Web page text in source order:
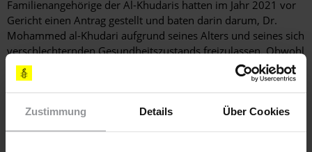
Zustimmung Details Über Cookies
Familienangehörige der Al-Khudaris hatten im Jahr 2021 vor
Gericht einen Antrag gestellt und baten darin darum, Dr.
Mohammed al-Khudari aufgrund seines Alters und seines sich
verschlechternden Gesundheitszustands freizulassen. Obwohl
ihr Antrag im Februar 2022 sowohl vom Sonderstrafgericht
als auch der Staatssicherheit genehmigt wurde, hat die
Gefängnisverwaltung des Abha-Gefängnisses Dr. Mohammed
al-Khudari immer noch nicht aus der Haft entlassen.